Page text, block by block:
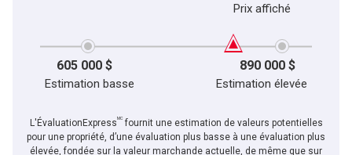
Prix affiché
605 000 $ 890 000 $
Estimation basse Estimation élevée
L'ÉvaluationExpressMCfournit une estimation de valeurs potentielles
pour une propriété, d’une évaluation plus basse à une évaluation plus
élevée, fondée sur la valeur marchande actuelle, de même que sur